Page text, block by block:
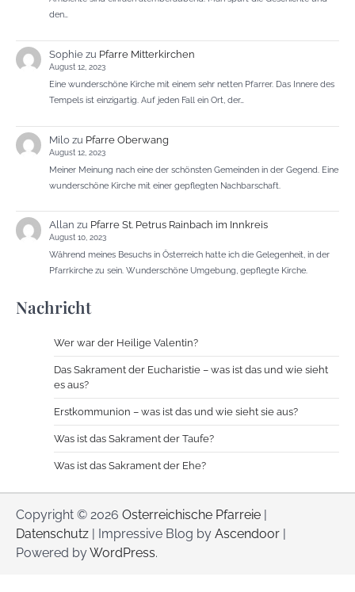
den…
Sophiezu Pfarre Mitterkirchen
August 12, 2023
Eine wunderschöne Kirche mit einem sehr netten Pfarrer. Das Innere des
Tempels ist einzigartig. Auf jeden Fall ein Ort, der…
Milozu Pfarre Oberwang
August 12, 2023
Meiner Meinung nach eine der schönsten Gemeinden in der Gegend. Eine
wunderschöne Kirche mit einer gepflegten Nachbarschaft.
Allan zu Pfarre St. Petrus Rainbach im Innkreis
August 10, 2023
Während meines Besuchs in Österreich hatte ich die Gelegenheit, in der
Pfarrkirche zu sein. Wunderschöne Umgebung, gepflegte Kirche.
Nachricht
Wer war der Heilige Valentin?
Das Sakrament der Eucharistie – was ist das und wie sieht
es aus?
Erstkommunion – was ist das und wie sieht sie aus?
Was ist das Sakrament der Taufe?
Was ist das Sakrament der Ehe?
Copyright © 2026 Osterreichische Pfarreie
Datenschutz | Impressive Blog by Ascendoor
Powered byWordPress.